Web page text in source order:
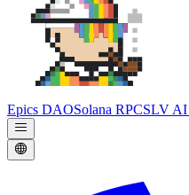
Epics DAOSolana RPCSLV AI